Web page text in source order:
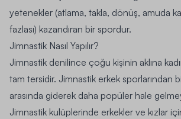
yetenekler (atlama, takla, dönüş, amuda
fazlası) kazandıran bir spordur.
Jimnastik Nasıl Yapılır?
Jimnastik denilince çoğu kişinin aklına
tam tersidir. Jimnastik erkek sporlarından
arasında giderek daha popüler hale
Jimnastik kulüplerinde erkekler ve kızlar